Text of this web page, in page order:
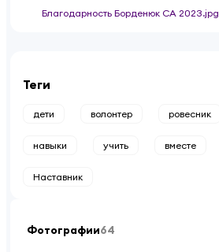
Благодарность Борденюк СА 2023.jpg
Теги
дети волонтер ровесник
навыки учить вместе
Наставник
Фотографии64